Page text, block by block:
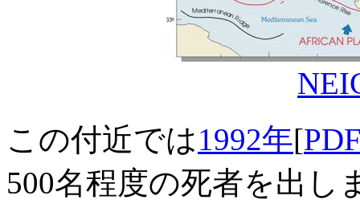
この付近では1992年[
500名程度の死者を出し